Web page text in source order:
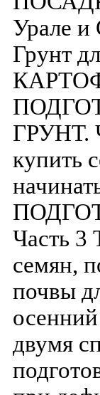
Урале и
Грунт
ГРУНТ.
купить
Часть 3
семян,
почвы
двумя